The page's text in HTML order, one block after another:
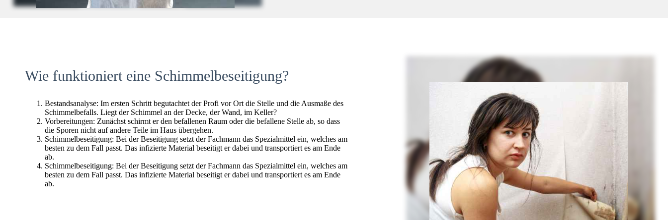
Wie funktioniert eine Schimmelbeseitigung?
Bestandsanalyse: Im ersten Schritt begutachtet der Profi vor Ort die Stelle und die Ausmaße des
Schimmelbefalls. Liegt der Schimmel an der Decke, der Wand, im Keller?
Vorbereitungen: Zunächst schirmt er den befallenen Raum oder die befallene Stelle ab, so dass
die Sporen nicht auf andere Teile im Haus übergehen.
Schimmelbeseitigung: Bei der Beseitigung setzt der Fachmann das Spezialmittel ein, welches am
besten zu dem Fall passt. Das infizierte Material beseitigt er dabei und transportiert es am Ende
ab.
Schimmelbeseitigung: Bei der Beseitigung setzt der Fachmann das Spezialmittel ein, welches am
besten zu dem Fall passt. Das infizierte Material beseitigt er dabei und transportiert es am Ende
ab.